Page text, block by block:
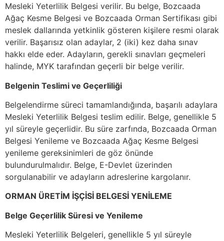
Mesleki Yeterlilik Belgesi verilir. Bu belge, Bozcaada
Ağaç Kesme Belgesi ve Bozcaada Orman Sertifikası gibi
meslek dallarında yetkinlik gösteren kişilere resmi olarak
verilir. Başarısız olan adaylar, 2 (iki) kez daha sınav
hakkı elde eder. Adayların, gerekli sınavları geçmeleri
halinde, MYK tarafından geçerli bir belge verilir.
Belgenin Teslimi ve Geçerliliği
Belgelendirme süreci tamamlandığında, başarılı adaylara
Mesleki Yeterlilik Belgesi teslim edilir. Belge, genellikle 5
yıl süreyle geçerlidir. Bu süre zarfında, Bozcaada Orman
Belgesi Yenileme ve Bozcaada Ağaç Kesme Belgesi
yenileme gereksinimleri de göz önünde
bulundurulmalıdır. Belge, E-Devlet üzerinden
sorgulanabilir ve adayların adreslerine kargolanır.
ORMAN ÜRETİM İŞÇİSİ BELGESİ YENİLEME
Belge Geçerlilik Süresi ve Yenileme
Mesleki Yeterlilik Belgeleri, genellikle 5 yıl süreyle